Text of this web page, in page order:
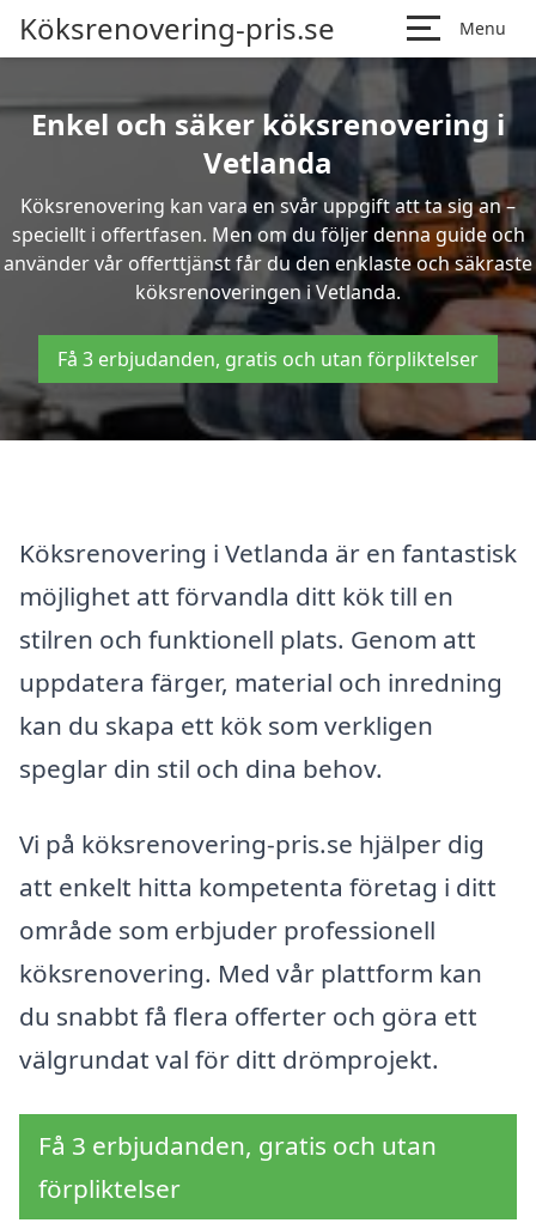
Köksrenovering-pris.se Menu
Enkel och säker köksrenovering i
Vetlanda
Köksrenovering kan vara en svår uppgift att ta sig an –
speciellt i offertfasen. Men om du följer denna guide och
använder vår offerttjänst får du den enklaste och säkraste
köksrenoveringen i Vetlanda.
Få 3 erbjudanden, gratis och utan förpliktelser
Köksrenovering i Vetlanda är en fantastisk
möjlighet att förvandla ditt kök till en
stilren och funktionell plats. Genom att
uppdatera färger, material och inredning
kan du skapa ett kök som verkligen
speglar din stil och dina behov.
Vi på köksrenovering-pris.se hjälper dig
att enkelt hitta kompetenta företag i ditt
område som erbjuder professionell
köksrenovering. Med vår plattform kan
du snabbt få flera offerter och göra ett
välgrundat val för ditt drömprojekt.
Få 3 erbjudanden, gratis och utan
förpliktelser